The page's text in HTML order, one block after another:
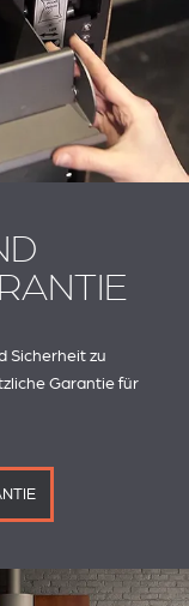
Sicherheit zu
Garantie für